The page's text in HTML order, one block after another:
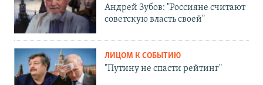
Андрей Зубов: "Россияне считают
советскую власть своей"
ЛИЦОМ К СОБЫТИЮ
"Путину не спасти рейтинг"